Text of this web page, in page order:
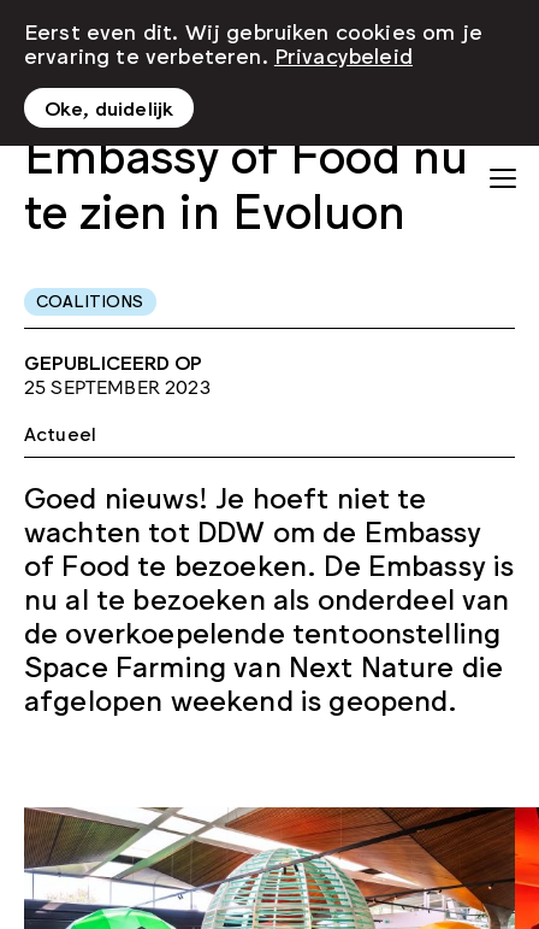
Embassy of Food nu
te zien in Evoluon
COALITIONS
GEPUBLICEERD OP
25 SEPTEMBER 2023
Actueel
Goed nieuws! Je hoeft niet te
wachten tot DDW om de Embassy
of Food te bezoeken. De Embassy is
nu al te bezoeken als onderdeel van
de overkoepelende tentoonstelling
Space Farming van Next Nature die
afgelopen weekend is geopend.
Eerst even dit. Wij gebruiken cookies om je
ervaring te verbeteren. Privacybeleid
Oke, duidelijk